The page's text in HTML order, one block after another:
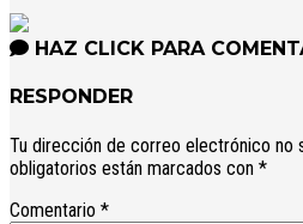
HAZ CLICK PARA
RESPONDER
Tu dirección de correo electrónico no
obligatorios están marcados con *
Comentario *